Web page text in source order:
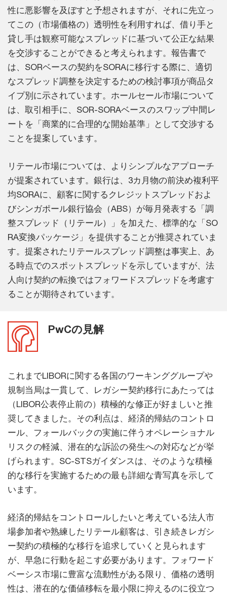
性に悪影響を及ぼすと予想されますが、それに先立っ
てこの（市場価格の）透明性を利用すれば、借り手と
貸し手は観察可能なスプレッドに基づいて公正な結果
を交渉することができると考えられます。報告書で
は、SORベースの契約をSORAに移行する際に、適切
なスプレッド調整を決定するための検討事項が商品タ
イプ別に示されています。ホールセール市場について
は、取引相手に、SOR-SORAベースのスワップ中間レ
ートを「商業的に合理的な開始基準」として交渉する
ことを提案しています。
リテール市場については、よりシンプルなアプローチ
が提案されています。銀行は、3カ月物の前決め複利平
均SORAに、顧客に関するクレジットスプレッドおよ
びシンガポール銀行協会（ABS）が毎月発表する「調
整スプレッド（リテール）」を加えた、標準的な「SO
RA変換パッケージ」を提供することが推奨されていま
す。提案されたリテールスプレッド調整は事実上、あ
る時点でのスポットスプレッドを示していますが、法
人向け契約の転換ではフォワードスプレッドを考慮す
ることが期待されています。
PwCの見解
これまでLIBORに関する各国のワーキンググループや
規制当局は一貫して、レガシー契約移行にあたっては
（LIBOR公表停止前の）積極的な修正が好ましいと推
奨してきました。その利点は、経済的帰結のコントロ
ール、フォールバックの実施に伴うオペレーショナル
リスクの軽減、潜在的な訴訟の発生への対応などが挙
げられます。SC-STSガイダンスは、そのような積極
的な移行を実施するための最も詳細な青写真を示して
います。
経済的帰結をコントロールしたいと考えている法人市
場参加者や熟練したリテール顧客は、引き続きレガシ
ー契約の積極的な移行を追求していくと見られます
が、早急に行動を起こす必要があります。フォワード
ベーシス市場に豊富な流動性がある限り、価格の透明
性は、潜在的な価値移転を最小限に抑えるのに役立つ